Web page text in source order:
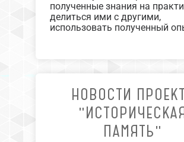
полученные знания на
делиться ими с другими,
использовать полученный
НОВОСТИ
ПАМЯТЬ"